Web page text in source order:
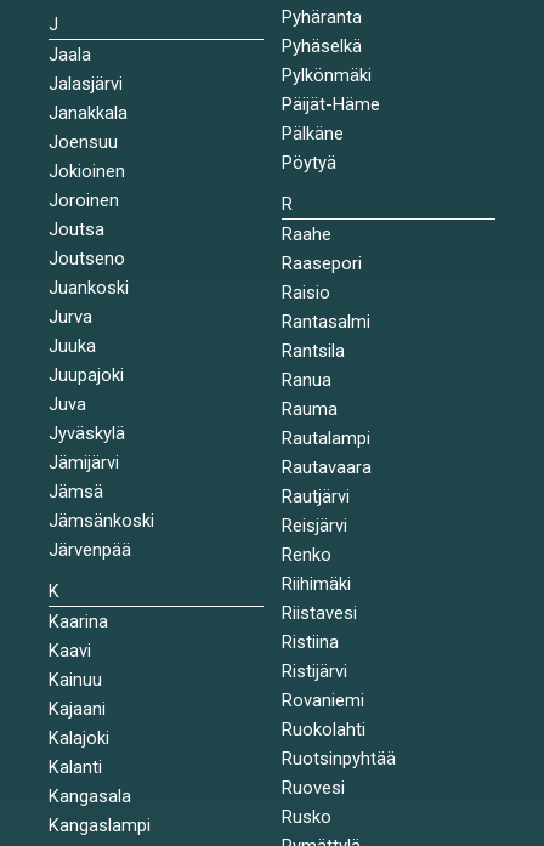
J
Jaala
Jalasjärvi
Janakkala
Joensuu
Jokioinen
Joroinen
Joutsa
Joutseno
Juankoski
Jurva
Juuka
Juupajoki
Juva
Jyväskylä
Jämijärvi
Jämsä
Jämsänkoski
Järvenpää
K
Kaarina
Kaavi
Kainuu
Kajaani
Kalajoki
Kalanti
Kangasala
Kangaslampi
Pyhäranta
Pyhäselkä
Pylkönmäki
Päijät-Häme
Pälkäne
Pöytyä
R
Raahe
Raasepori
Raisio
Rantasalmi
Rantsila
Ranua
Rauma
Rautalampi
Rautavaara
Rautjärvi
Reisjärvi
Renko
Riihimäki
Riistavesi
Ristiina
Ristijärvi
Rovaniemi
Ruokolahti
Ruotsinpyhtää
Ruovesi
Rusko